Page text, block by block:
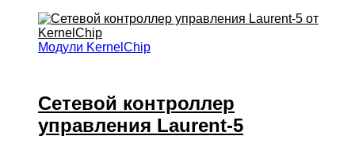
Модули KernelChip
Сетевой контроллер
управления Laurent-5